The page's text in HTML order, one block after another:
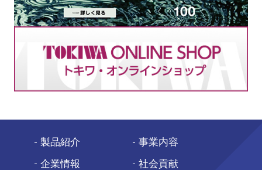
製品紹介
事業内容
企業情報
社会貢献